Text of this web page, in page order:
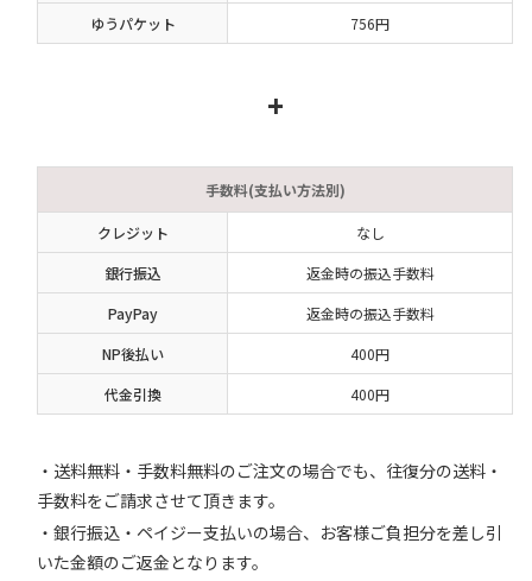
ゆうパケット 756円
+
手数料(支払い方法別)
クレジット
なし
銀行振込
返金時の振込手数料
PayPay
返金時の振込手数料
NP後払い
400円
代金引換
400円
・送料無料・手数料無料のご注文の場合でも、往復分の送料・
手数料をご請求させて頂きます。
・銀行振込・ペイジー支払いの場合、お客様ご負担分を差し引
いた金額のご返金となります。